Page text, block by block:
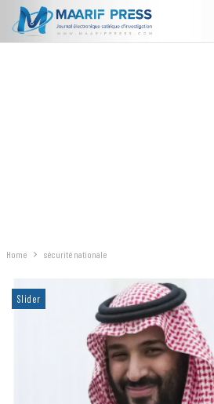
Home sécurité nationale
Slider